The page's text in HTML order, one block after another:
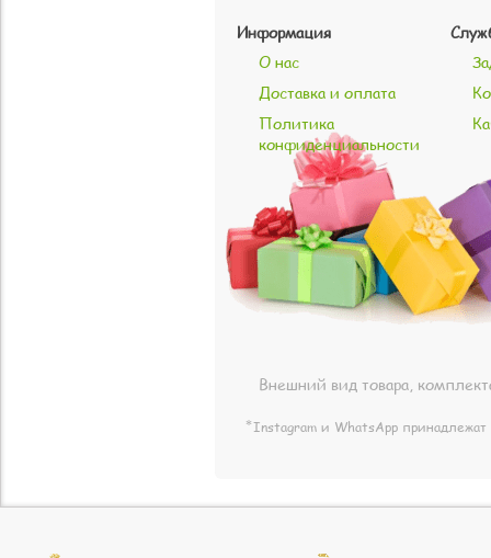
Информация
О нас
Доставка и оплата
Политика
конфиденциальности
Внешний вид товара,
Instagram и WhatsApp принадлежат